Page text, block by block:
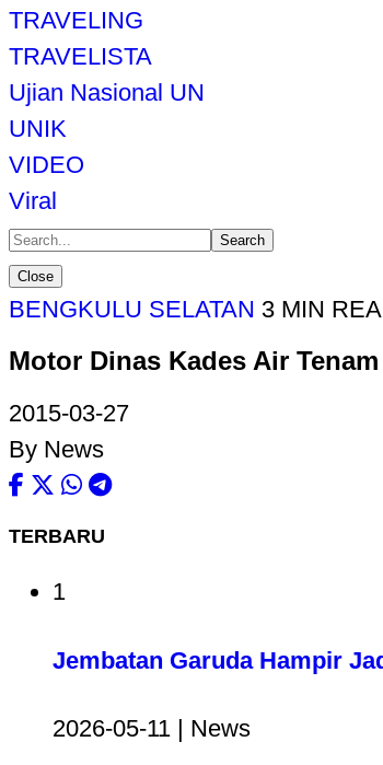
TRAVELING
TRAVELISTA
Ujian Nasional UN
UNIK
VIDEO
Viral
Search
Close
BENGKULU SELATAN 3 MIN
Motor Dinas Kades Air
2015-03-27
By News
TERBARU
1
Jembatan Garuda Hampir
2026-05-11 | News